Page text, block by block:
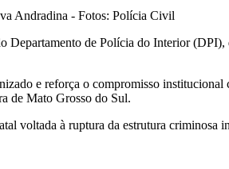
Andradina - Fotos: Polícia Civil
de Polícia do Interior
e reforça o compromisso
de Mato Grosso do Sul.
voltada à ruptura da estrutura